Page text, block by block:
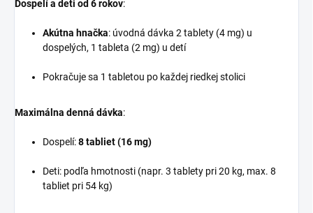
Dospelí a deti od 6 rokov:
Akútna hnačka: úvodná dávka 2 tablety (4 mg) u
dospelých, 1 tableta (2 mg) u detí
Pokračuje sa 1 tabletou po každej riedkej stolici
Maximálna denná dávka:
Dospelí:8 tabliet (16 mg)
Deti: podľa hmotnosti (napr. 3 tablety pri 20 kg, max. 8
tabliet pri 54 kg)